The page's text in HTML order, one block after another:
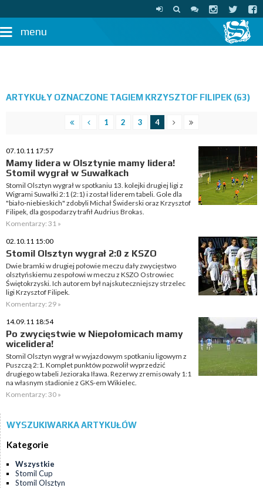
menu
ARTYKUŁY OZNACZONE TAGIEM KRZYSZTOF FILIPEK (63)
1 2 3 4
07.10.11 17:57
Mamy lidera w Olsztynie mamy lidera!
Stomil wygrał w Suwałkach
Stomil Olsztyn wygrał w spotkaniu 13. kolejki drugiej ligi z
Wigrami Suwałki 2:1 (2:1) i został liderem tabeli. Gole dla
"biało-niebieskich" zdobyli Michał Świderski oraz Krzysztof
Filipek, dla gospodarzy trafił Audrius Brokas.
Komentarzy: 31 »
02.10.11 15:00
Stomil Olsztyn wygrał 2:0 z KSZO
Dwie bramki w drugiej połowie meczu dały zwycięstwo
olsztyńskiemu zespołowi w meczu z KSZO Ostrowiec
Świętokrzyski. Ich autorem był najskuteczniejszy strzelec
ligi Krzysztof Filipek.
Komentarzy: 29 »
14.09.11 18:54
Po zwycięstwie w Niepołomicach mamy
wicelidera!
Stomil Olsztyn wygrał w wyjazdowym spotkaniu ligowym z
Puszczą 2:1. Komplet punktów pozwolił wyprzedzić
drugiego w tabeli Jezioraka Iława. Rezerwy zremisowały 1:1
na własnym stadionie z GKS-em Wikielec.
Komentarzy: 30 »
WYSZUKIWARKA ARTYKUŁÓW
Kategorie
Wszystkie
Stomil Cup
Stomil Olsztyn